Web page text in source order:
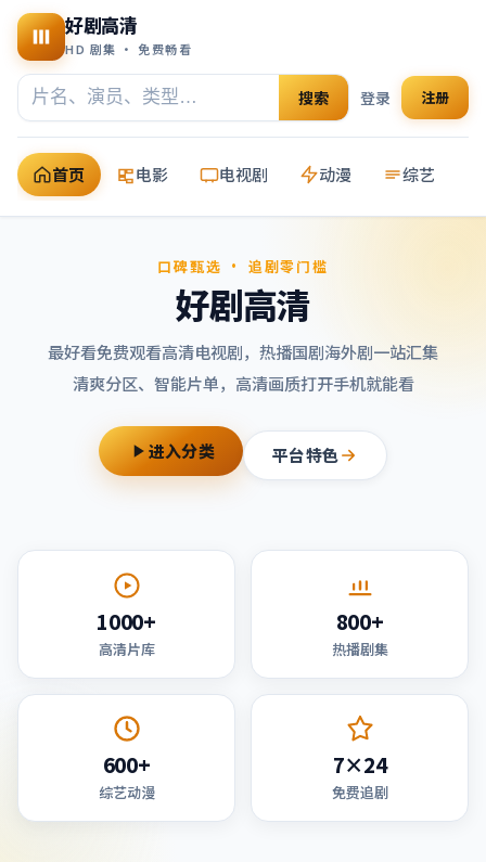
好剧高清
HD 剧集 · 免费畅看
搜索 登录 注册
首页 电影 电视剧 动漫 综艺
口碑甄选 · 追剧零门槛
好剧高清
最好看免费观看高清电视剧，热播国剧海外剧一站汇集
清爽分区、智能片单，高清画质打开手机就能看
进入分类 平台特色
1000+
高清片库
800+
热播剧集
600+
综艺动漫
7×24
免费追剧